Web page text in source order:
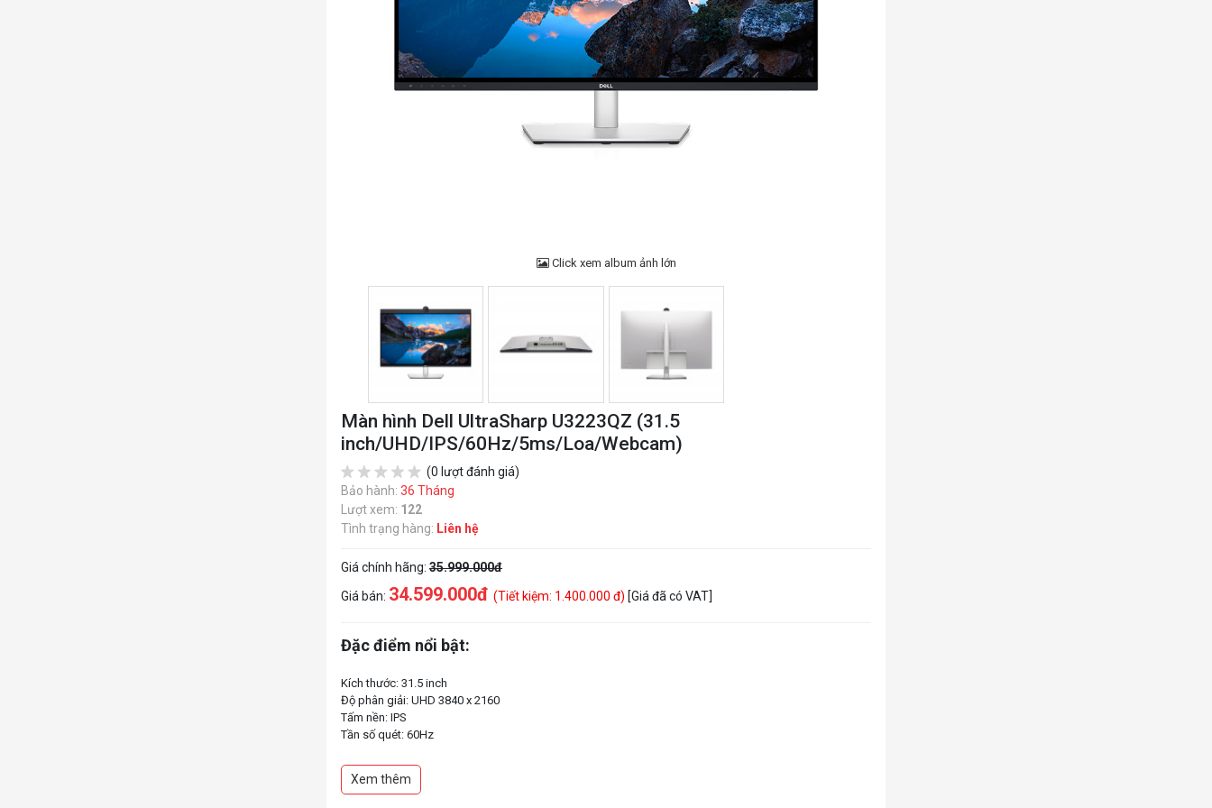
Click xem album ảnh lớn
Màn hình Dell UltraSharp U3223QZ (31.5
inch/UHD/IPS/60Hz/5ms/Loa/Webcam)
(0 lượt đánh giá)
Bảo hành: 36 Tháng
Lượt xem: 122
Tình trạng hàng: Liên hệ
Giá chính hãng: 35.999.000đ
Giá bán: 34.599.000đ (Tiết kiệm: 1.400.000 đ) [Giá đã có VAT]
Đặc điểm nổi bật:
Kích thước: 31.5 inch
Độ phân giải: UHD 3840 x 2160
Tấm nền: IPS
Tần số quét: 60Hz
Độ sáng: 400nits
Tỉ lệ tương phản: 2000:1
Xem thêm